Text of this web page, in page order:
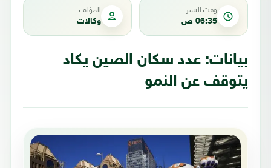
وقت النشر
06:35 ص
المؤلف
وكالات
بيانات: عدد سكان الصين يكاد
يتوقف عن النمو